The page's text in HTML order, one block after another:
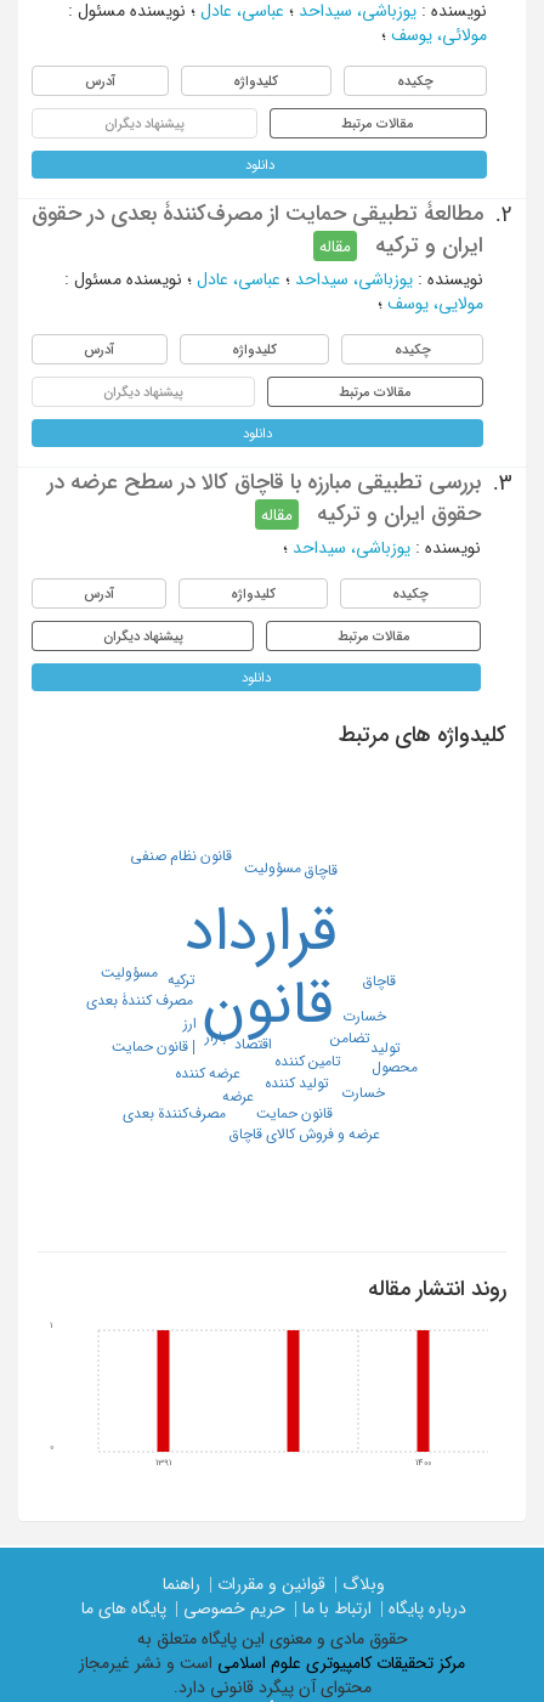
نویسنده : یوزباشی، سیداحد ؛ عباسی، عادل ؛ نویسنده مسئول :
مولائی، یوسف ؛
چکیده کلیدواژه آدرس
مقالات مرتبط پیشنهاد دیگران
دانلود
2.
مطالعۀ تطبیقی حمایت از مصرف‌کنندۀ بعدی در حقوق
ایران و ترکیه
مقاله
نویسنده : یوزباشی، سیداحد ؛ عباسی، عادل ؛ نویسنده مسئول :
مولایی، یوسف ؛
چکیده کلیدواژه آدرس
مقالات مرتبط پیشنهاد دیگران
دانلود
3.
بررسی تطبیقی مبارزه با قاچاق کالا در سطح عرضه در
حقوق ایران و ترکیه
مقاله
نویسنده : یوزباشی، سیداحد ؛
چکیده کلیدواژه آدرس
مقالات مرتبط پیشنهاد دیگران
دانلود
کلیدواژه های مرتبط
قانون
قرارداد
اقتصاد بازار
تامین کننده
ترکیه
تضامن
تولید کننده
خسارت
عرضه
عرضه کننده
قاچاق
قانون حمایت
مسؤولیت
مصرف کنندۀ بعدی
| قانون حمایت
ارز
تولید
خسارت
عرضه و فروش کالای قاچاق
قاچاق
قانون نظام صنفی
محصول
مسؤولیت
مصرف‌کنندة بعدی
روند انتشار مقاله
1391 1400
0
1
وبلاگ | قوانین و مقررات |
راهنما
درباره پایگاه |
ارتباط با ما | حریم خصوصی |
پایگاه های ما
حقوق مادی و معنوی اين پايگاه متعلق به
مرکز تحقیقات کامپیوتری علوم اسلامی است و نشر غیرمجاز
محتوای آن پیگرد قانونی دارد.